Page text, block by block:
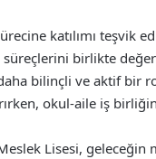
katılımı teşvik
birlikte
bilinçli ve aktif bir
okul-aile iş
Lisesi,